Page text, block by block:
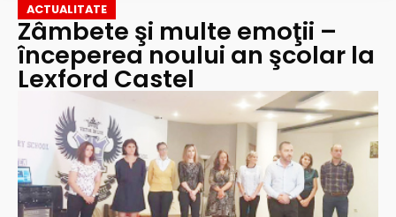
ACTUALITATE
Zâmbete şi multe emoţii –
începerea noului an şcolar la
Lexford Castel